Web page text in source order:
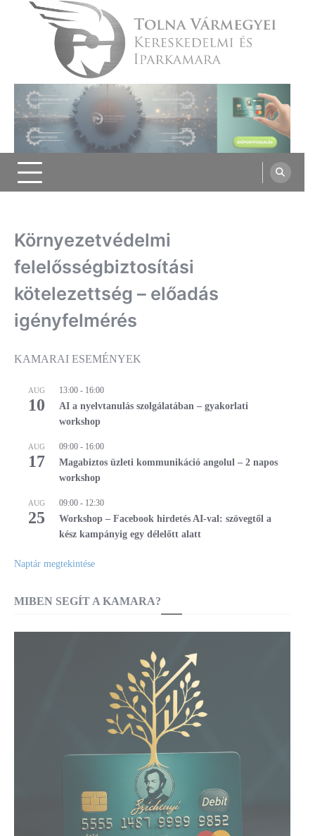
Tolna Vármegyei Kereskedelmi és
Iparkamara
Környezetvédelmi
felelősségbiztosítási
kötelezettség – előadás
igényfelmérés
KAMARAI ESEMÉNYEK
AUG
10
13:00 - 16:00
AI a nyelvtanulás szolgálatában – gyakorlati
workshop
AUG
17
09:00 - 16:00
Magabiztos üzleti kommunikáció angolul – 2 napos
workshop
AUG
25
09:00 - 12:30
Workshop – Facebook hirdetés AI-val: szövegtől a
kész kampányig egy délelőtt alatt
Naptár megtekintése
MIBEN SEGÍT A KAMARA?